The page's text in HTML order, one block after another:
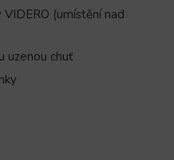
VIDERO (umístění nad
uzenou chuť